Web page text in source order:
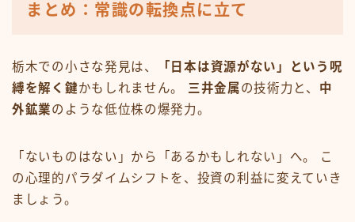
まとめ：常識の転換点に立て
栃木での小さな発見は、
「日本は資源がない」という呪
縛を解く鍵かもしれません。 三井金属の技術力と、 中
外鉱業のような低位株の爆発力。
「ないものはない」から「あるかもしれない」へ。 こ
の心理的パラダイムシフトを、投資の利益に変えていき
ましょう。